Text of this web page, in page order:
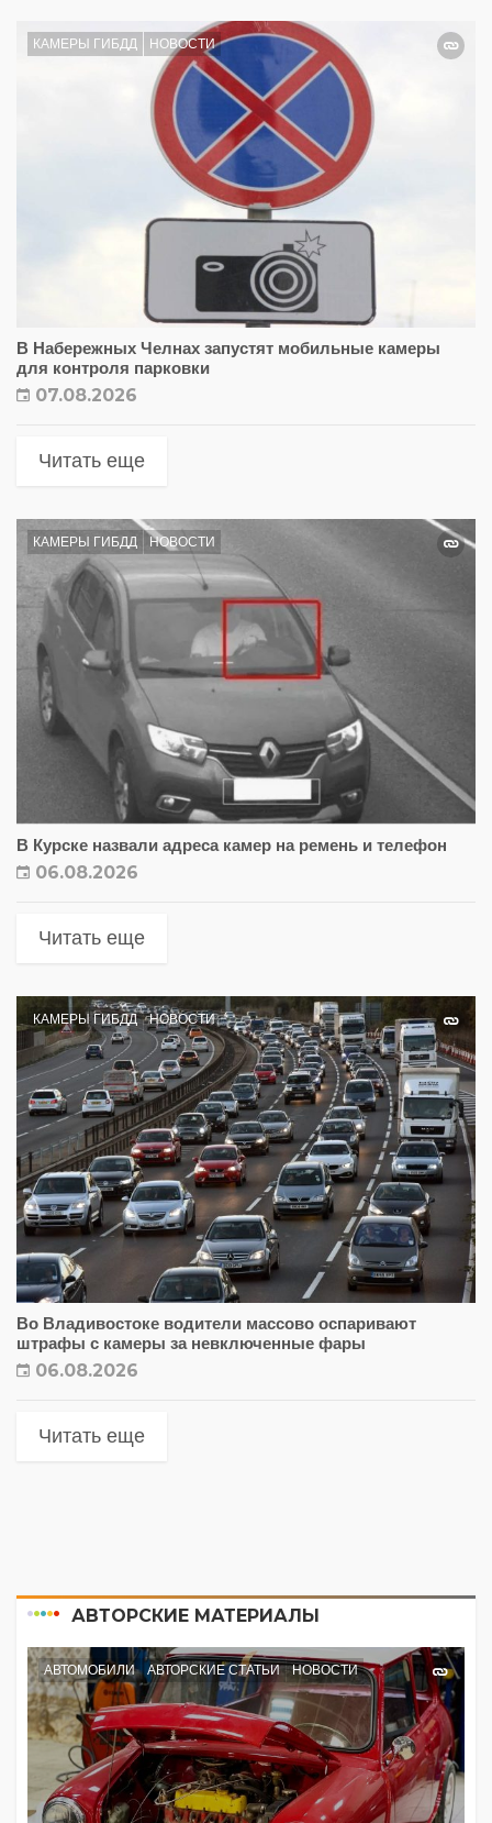
КАМЕРЫ ГИБДД НОВОСТИ
В Набережных Челнах запустят мобильные камеры
для контроля парковки
07.08.2026
Читать еще
КАМЕРЫ ГИБДД НОВОСТИ
В Курске назвали адреса камер на ремень и телефон
06.08.2026
Читать еще
КАМЕРЫ ГИБДД НОВОСТИ
Во Владивостоке водители массово оспаривают
штрафы с камеры за невключенные фары
06.08.2026
Читать еще
АВТОРСКИЕ МАТЕРИАЛЫ
АВТОМОБИЛИ АВТОРСКИЕ СТАТЬИ НОВОСТИ